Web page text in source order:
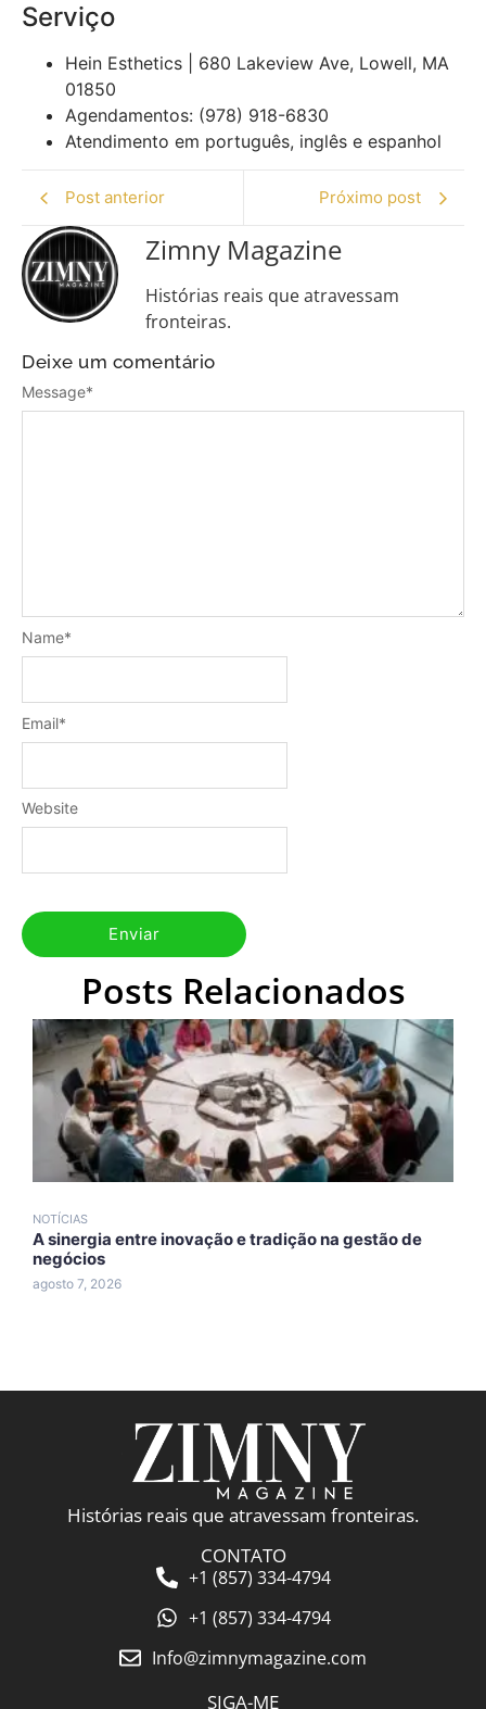
Serviço
Hein Esthetics | 680 Lakeview Ave, Lowell, MA
01850
Agendamentos: (978) 918-6830
Atendimento em português, inglês e espanhol
Post anterior Próximo post
Zimny Magazine
Histórias reais que atravessam
fronteiras.
Deixe um comentário
Message*
Name*
Email*
Website
Posts Relacionados
NOTÍCIAS
A sinergia entre inovação e tradição na gestão de
negócios
agosto 7, 2026
Histórias reais que atravessam fronteiras.
CONTATO
+1 (857) 334-4794
+1 (857) 334-4794
Info@zimnymagazine.com
SIGA-ME